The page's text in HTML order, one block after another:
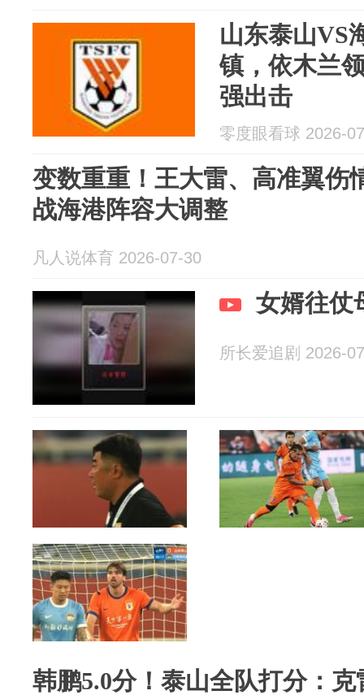
山东泰山VS
镇，依木兰
强出击
零度眼看球 2026-
变数重重！王大雷、高准翼伤
战海港阵容大调整
凡人说体育 2026-07-30
女婿往仗
所长爱追剧 2026-
韩鹏5.0分！泰山全队打分：